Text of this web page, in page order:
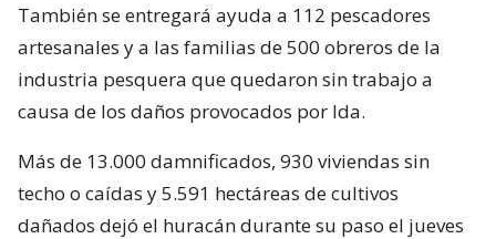
También se entregará ayuda a 112 pescadores
artesanales y a las familias de 500 obreros de la
industria pesquera que quedaron sin trabajo a
causa de los daños provocados por Ida.
Más de 13.000 damnificados, 930 viviendas sin
techo o caídas y 5.591 hectáreas de cultivos
dañados dejó el huracán durante su paso el jueves